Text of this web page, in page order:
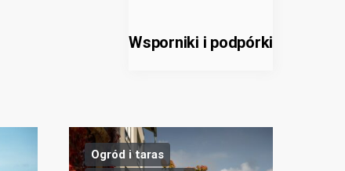
Wsporniki i podpórki
Ogród i taras